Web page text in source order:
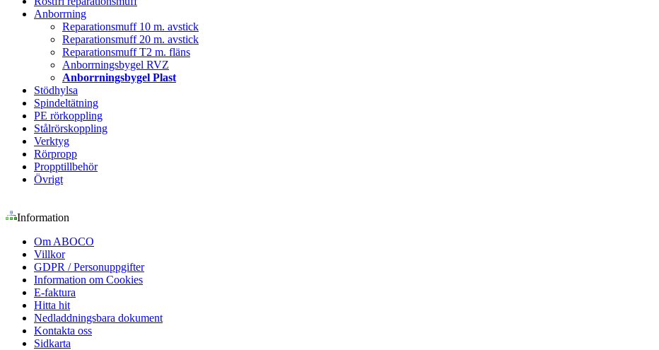
Anborrning
Reparationsmuff 10 m. avstick
Reparationsmuff 20 m. avstick
Reparationsmuff T2 m. fläns
Anborrningsbygel RVZ
Anborrningsbygel Plast
Stödhylsa
Spindeltätning
PE rörkoppling
Stålrörskoppling
Verktyg
Rörpropp
Propptillbehör
Övrigt
Information
Om ABOCO
Villkor
GDPR / Personuppgifter
Information om Cookies
E-faktura
Hitta hit
Nedladdningsbara dokument
Kontakta oss
Sidkarta